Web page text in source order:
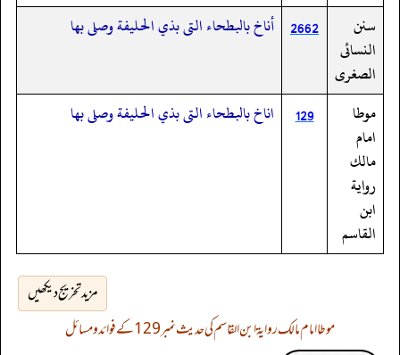
سنن
النسائى
الصغرى
2662 أناخ بالبطحاء التى بذي الحليفة وصلى بها
موطا
امام
مالك
رواية
ابن
القاسم
129 اناخ بالبطحاء التى بذي الحليفة وصلى بها
مزید تخریج دیکھیں
موطا امام مالک روایۃ ابن القاسم کی حدیث نمبر 129 کے فوائد و مسائل